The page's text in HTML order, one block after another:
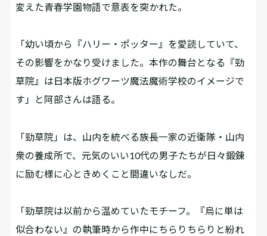
変えた青春学園物語で意表を突かれた。
「幼い頃から『ハリー・ポッター』を愛読していて、
その影響をかなり受けました。本作の舞台となる『勁
草院』は日本版ホグワーツ魔法魔術学校のイメージで
す」と阿部さんは語る。
「勁草院」は、山内を統べる族長一家の近衛隊・山内
衆の養成所で、元気のいい10代の男子たちが日々鍛錬
に励む様に心ときめくこと間違いなしだ。
「勁草院は以前から温めていたモチーフ。『烏に単は
似合わない』の執筆時から作中にちらりちらりと紛れ